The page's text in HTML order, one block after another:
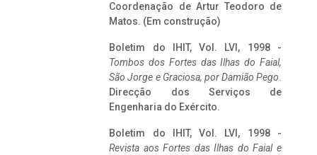
Coordenação de Artur Teodoro de
Matos. (Em construção)
Boletim do IHIT, Vol. LVI, 1998 -
Tombos dos Fortes das Ilhas do Faial,
São Jorge e Graciosa, por Damião Pego.
Direcção dos Serviços de
Engenharia do Exército.
Boletim do IHIT, Vol. LVI, 1998 -
Revista aos Fortes das Ilhas do Faial e